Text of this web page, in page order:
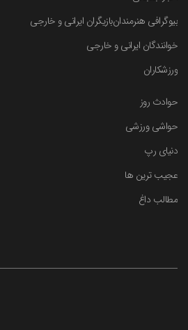
بیوگرافی هنرمندانبازیگران ایرانی و خارجی
خوانندگان ایرانی و خارجی
ورزشکاران
حوادث روز
حواشی ورزشی
دنیای رپ
عجیب ترین ها
مطالب داغ